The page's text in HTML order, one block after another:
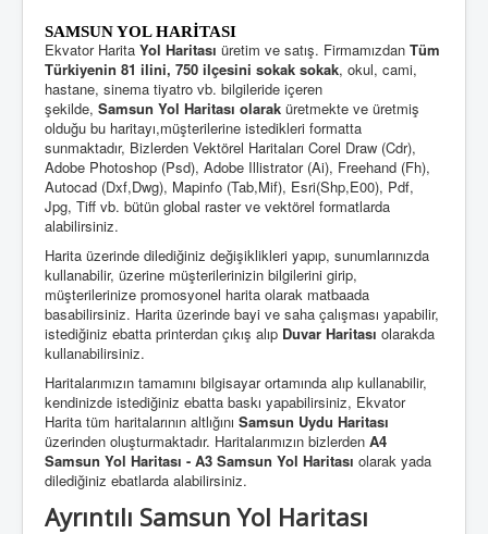
SAMSUN YOL HARİTASI
Ekvator Harita Yol Haritası üretim ve satış. Firmamızdan Tüm
Türkiyenin 81 ilini, 750 ilçesini sokak sokak, okul, cami,
hastane, sinema tiyatro vb. bilgileride içeren
şekilde, Samsun Yol Haritası olarak üretmekte ve üretmiş
olduğu bu haritayı,müşterilerine istedikleri formatta
sunmaktadır, Bizlerden Vektörel Haritaları Corel Draw (Cdr),
Adobe Photoshop (Psd), Adobe Illistrator (Ai), Freehand (Fh),
Autocad (Dxf,Dwg), Mapinfo (Tab,Mif), Esri(Shp,E00), Pdf,
Jpg, Tiff vb. bütün global raster ve vektörel formatlarda
alabilirsiniz.
Harita üzerinde dilediğiniz değişiklikleri yapıp, sunumlarınızda
kullanabilir, üzerine müşterilerinizin bilgilerini girip,
müşterilerinize promosyonel harita olarak matbaada
basabilirsiniz. Harita üzerinde bayi ve saha çalışması yapabilir,
istediğiniz ebatta printerdan çıkış alıp Duvar Haritası olarakda
kullanabilirsiniz.
Haritalarımızın tamamını bilgisayar ortamında alıp kullanabilir,
kendinizde istediğiniz ebatta baskı yapabilirsiniz, Ekvator
Harita tüm haritalarının altlığını Samsun Uydu Haritası
üzerinden oluşturmaktadır. Haritalarımızın bizlerden A4
Samsun Yol Haritası - A3 Samsun Yol Haritası olarak yada
dilediğiniz ebatlarda alabilirsiniz.
Ayrıntılı Samsun Yol Haritası